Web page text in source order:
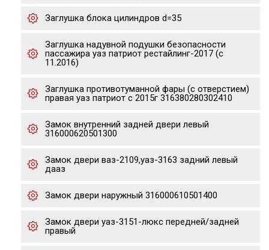
Заглушка блока цилиндров d=35
Заглушка надувной подушки безопасности
пассажира уаз патриот рестайлинг-2017 (с
11.2016)
Заглушка противотуманной фары (с отверстием)
правая уаз патриот с 2015г 316380280302410
Замок внутренний задней двери левый
316000620501300
Замок двери ваз-2109,уаз-3163 задний левый
дааз
Замок двери наружный 316000610501400
Замок двери уаз-3151-люкс передней/задней
правый